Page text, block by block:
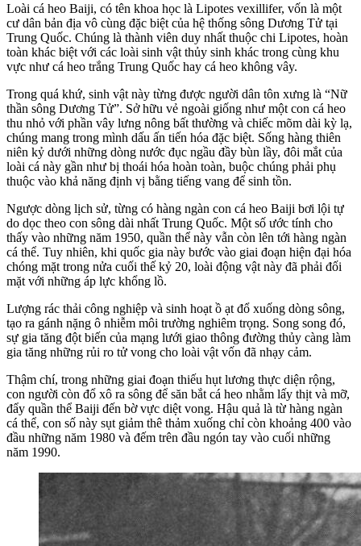
Loài cá heo Baiji, có tên khoa học là Lipotes vexillifer, vốn là một
cư dân bản địa vô cùng đặc biệt của hệ thống sông Dương Tử tại
Trung Quốc. Chúng là thành viên duy nhất thuộc chi Lipotes, hoàn
toàn khác biệt với các loài sinh vật thủy sinh khác trong cùng khu
vực như cá heo trắng Trung Quốc hay cá heo không vây.
Trong quá khứ, sinh vật này từng được người dân tôn xưng là “Nữ
thần sông Dương Tử”. Sở hữu vẻ ngoài giống như một con cá heo
thu nhỏ với phần vây lưng nông bất thường và chiếc mõm dài kỳ lạ,
chúng mang trong mình dấu ấn tiến hóa đặc biệt. Sống hàng thiên
niên kỷ dưới những dòng nước đục ngầu đầy bùn lầy, đôi mắt của
loài cá này gần như bị thoái hóa hoàn toàn, buộc chúng phải phụ
thuộc vào khả năng định vị bằng tiếng vang để sinh tồn.
Ngược dòng lịch sử, từng có hàng ngàn con cá heo Baiji bơi lội tự
do dọc theo con sông dài nhất Trung Quốc. Một số ước tính cho
thấy vào những năm 1950, quần thể này vẫn còn lên tới hàng ngàn
cá thể. Tuy nhiên, khi quốc gia này bước vào giai đoạn hiện đại hóa
chóng mặt trong nửa cuối thế kỷ 20, loài động vật này đã phải đối
mặt với những áp lực khổng lồ.
Lượng rác thải công nghiệp và sinh hoạt ồ ạt đổ xuống dòng sông,
tạo ra gánh nặng ô nhiễm môi trường nghiêm trọng. Song song đó,
sự gia tăng đột biến của mạng lưới giao thông đường thủy càng làm
gia tăng những rủi ro tử vong cho loài vật vốn đã nhạy cảm.
Thậm chí, trong những giai đoạn thiếu hụt lương thực diện rộng,
con người còn đổ xô ra sông để săn bắt cá heo nhằm lấy thịt và mỡ,
đẩy quần thể Baiji đến bờ vực diệt vong. Hậu quả là từ hàng ngàn
cá thể, con số này sụt giảm thê thảm xuống chỉ còn khoảng 400 vào
đầu những năm 1980 và đếm trên đầu ngón tay vào cuối những
năm 1990.